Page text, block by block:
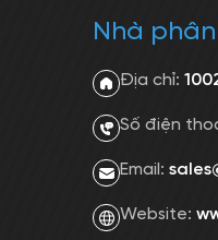
Nhà
Địa chỉ:
Số điện
Email:
Website: